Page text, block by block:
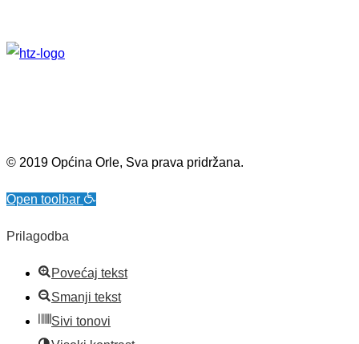
© 2019 Općina Orle, Sva prava pridržana.
Open toolbar
Prilagodba
Povećaj tekst
Smanji tekst
Sivi tonovi